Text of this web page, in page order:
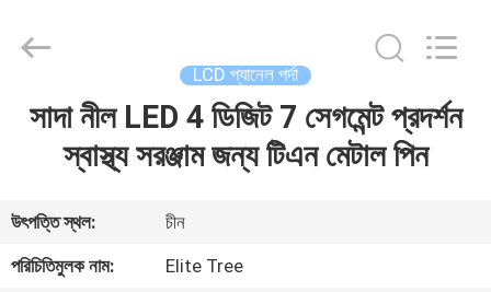
বাড়ি
ভিডিও
Technology.
LCD প্যানেল পর্দা
সাদা নীল LED 4 ডিজিট 7 সেগমেন্ট প্রদর্শন
স্বাস্থ্য সরঞ্জাম জন্য টিএন মেটাল পিন
উৎপত্তি স্থল:
চীন
পরিচিতিমুলক নাম:
Elite Tree